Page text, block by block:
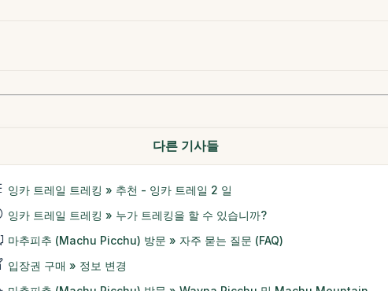
다른 기사들
잉카 트레일 트레킹 » 추천 - 잉카 트레일 2 일
잉카 트레일 트레킹 » 누가 트레킹을 할 수 있습니까?
마추피추 (Machu Picchu) 방문 » 자주 묻는 질문 (FAQ)
입장권 구매 » 정보 변경